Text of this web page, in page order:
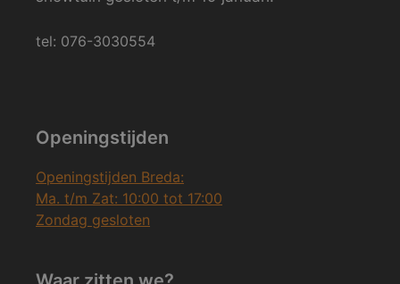
tel: 076-3030554
Openingstijden
Openingstijden Breda:
Ma. t/m Zat: 10:00 tot 17:00
Zondag gesloten